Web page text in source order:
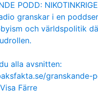
PODD:
granskar i en
och världspolitik
alla avsnitten:
Visa Färre